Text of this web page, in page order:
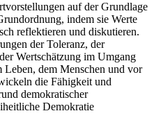
auf der Grundlage
indem sie Werte
reflektieren und diskutieren.
der Toleranz, der
Wertschätzung im Umgang
dem Menschen und vor
die Fähigkeit und
demokratischer
Demokratie